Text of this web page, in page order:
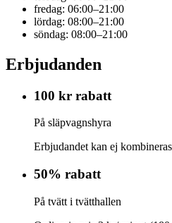
fredag: 06:00–21:00
lördag: 08:00–21:00
söndag: 08:00–21:00
Erbjudanden
100 kr rabatt
På släpvagnshyra
Erbjudandet kan ej
50% rabatt
På tvätt i tvätthallen